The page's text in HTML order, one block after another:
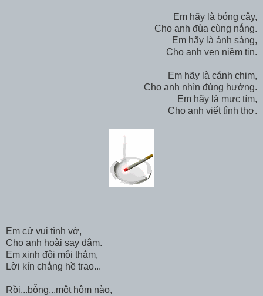
Em hãy là bóng cây,
Cho anh đùa cùng nắng.
Em hãy là ánh sáng,
Cho anh vẹn niềm tin.
Em hãy là cánh chim,
Cho anh nhìn đúng hướng.
Em hãy là mực tím,
Cho anh viết tình thơ.
Em cứ vui tình vờ,
Cho anh hoài say đắm.
Em xinh đôi môi thắm,
Lời kín chẳng hề trao...
Rồi...bỗng...một hôm nào,